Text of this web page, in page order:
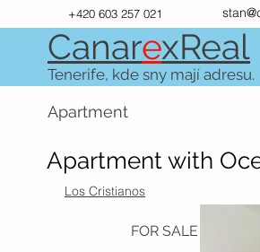
+420 603 257 021
CanarexReal
Tenerife, kde sny mají adresu.
Apartment
Apartment with
Los Cristianos
FOR SALE